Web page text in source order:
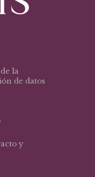
la
de datos
y